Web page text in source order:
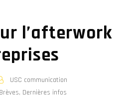
l’afterwork
USC communication
Brèves, Dernières infos